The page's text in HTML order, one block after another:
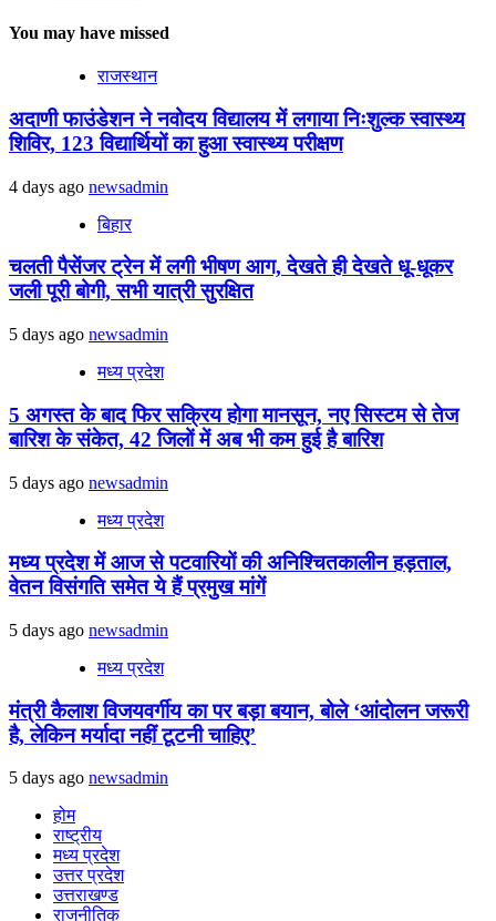
You may have missed
राजस्थान
अदाणी फाउंडेशन ने नवोदय विद्यालय में लगाया निःशुल्क स्वास्थ्य
शिविर, 123 विद्यार्थियों का हुआ स्वास्थ्य परीक्षण
4 days ago newsadmin
बिहार
चलती पैसेंजर ट्रेन में लगी भीषण आग, देखते ही देखते धू-धूकर
जली पूरी बोगी, सभी यात्री सुरक्षित
5 days ago newsadmin
मध्य प्रदेश
5 अगस्त के बाद फिर सक्रिय होगा मानसून, नए सिस्टम से तेज
बारिश के संकेत, 42 जिलों में अब भी कम हुई है बारिश
5 days ago newsadmin
मध्य प्रदेश
मध्य प्रदेश में आज से पटवारियों की अनिश्चितकालीन हड़ताल,
वेतन विसंगति समेत ये हैं प्रमुख मांगें
5 days ago newsadmin
मध्य प्रदेश
मंत्री कैलाश विजयवर्गीय का पर बड़ा बयान, बोले ‘आंदोलन जरूरी
है, लेकिन मर्यादा नहीं टूटनी चाहिए’
5 days ago newsadmin
होम
राष्ट्रीय
मध्य प्रदेश
उत्तर प्रदेश
उत्तराखण्ड
राजनीतिक